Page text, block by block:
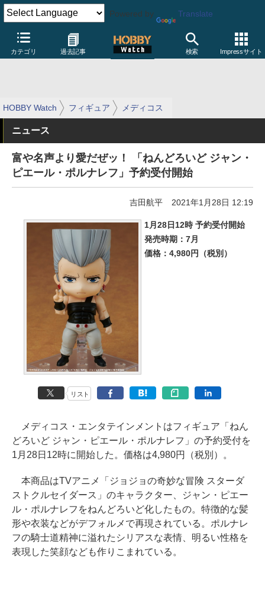
Powered by Translate
カテゴリ 過去記事 検索 Impressサイト
HOBBY Watch フィギュア メディコス
ニュース
富や名声より愛だぜッ！ 「ねんどろいど ジャン・
ピエール・ポルナレフ」予約受付開始
吉田航平 2021年1月28日 12:19
1月28日12時 予約受付開始
発売時期：7月
価格：4,980円（税別）
リスト
メディコス・エンタテインメントはフィギュア「ねん
どろいど ジャン・ピエール・ポルナレフ」の予約受付を
1月28日12時に開始した。価格は4,980円（税別）。
本商品はTVアニメ「ジョジョの奇妙な冒険 スターダ
ストクルセイダース」のキャラクター、ジャン・ピエー
ル・ポルナレフをねんどろいど化したもの。特徴的な髪
形や衣装などがデフォルメで再現されている。ポルナレ
フの騎士道精神に溢れたシリアスな表情、明るい性格を
表現した笑顔なども作りこまれている。